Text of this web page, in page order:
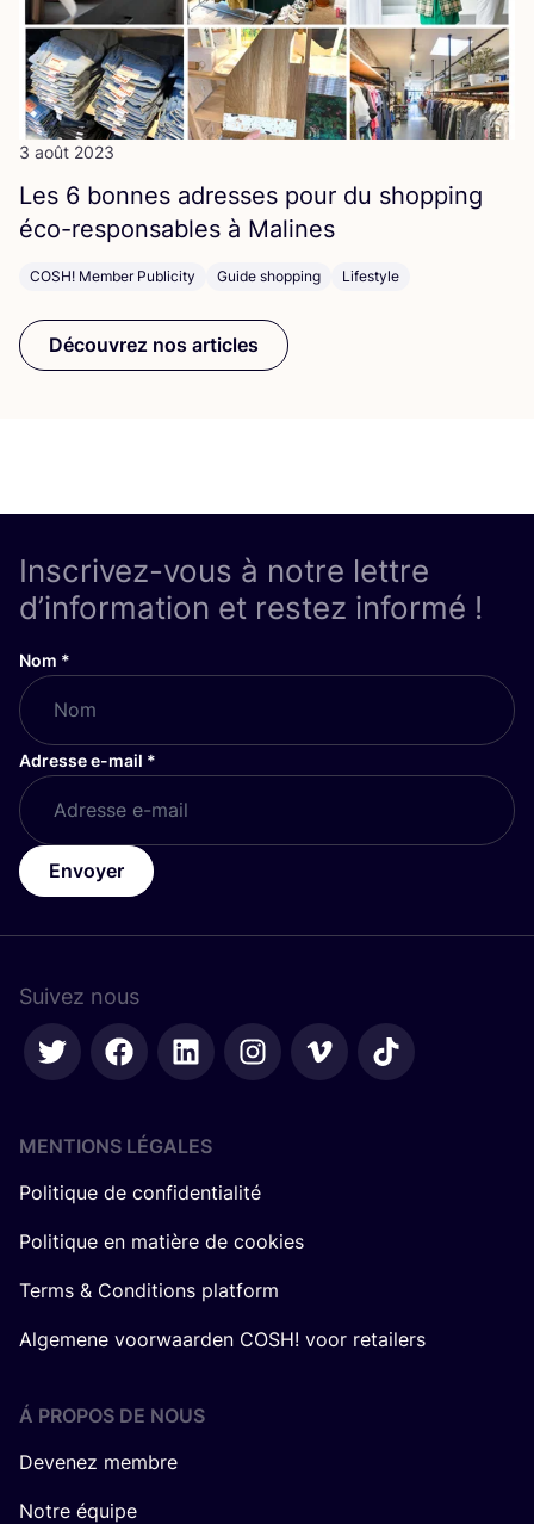
3 août 2023
Les 6 bonnes adresses pour du shop­ping
éco-res­pon­sables à Malines
COSH! Member Publicity Guide shopping Lifestyle
Découvrez nos articles
Inscrivez-vous à notre lettre
d’information et restez informé !
Nom *
Adresse e-mail *
Envoyer
Suivez nous
MENTIONS LÉGALES
Politique de confidentialité
Politique en matière de cookies
Terms & Conditions platform
Algemene voorwaarden COSH! voor retailers
Á PROPOS DE NOUS
Devenez membre
Notre équipe